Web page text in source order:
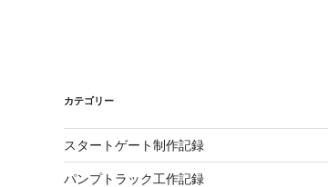
カテゴリー
スタートゲート制作記録
パンプトラック工作記録